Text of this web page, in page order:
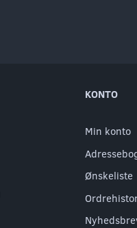
KONTO
Min konto
Ønskeliste